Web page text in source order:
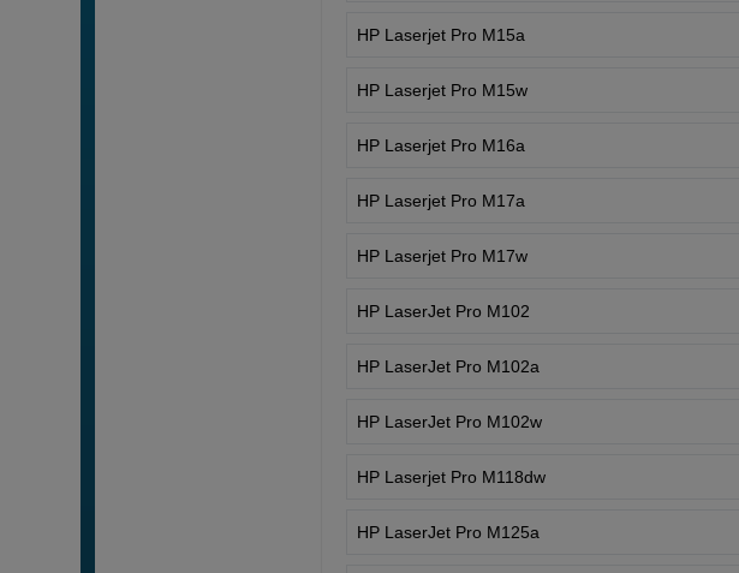
HP Laserjet Pro M15a
HP Laserjet Pro M15w
HP Laserjet Pro M16a
HP Laserjet Pro M17a
HP Laserjet Pro M17w
HP LaserJet Pro M102
HP LaserJet Pro M102a
HP LaserJet Pro M102w
HP Laserjet Pro M118dw
HP LaserJet Pro M125a